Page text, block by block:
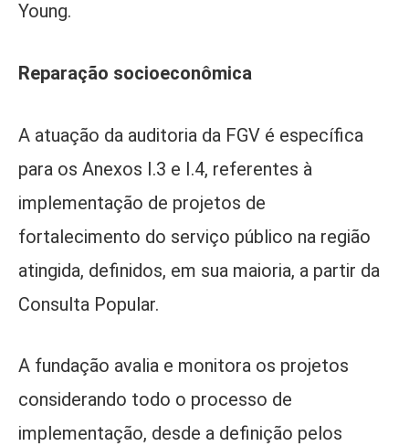
Young.
Reparação socioeconômica
A atuação da auditoria da FGV é específica
para os Anexos I.3 e I.4, referentes à
implementação de projetos de
fortalecimento do serviço público na região
atingida, definidos, em sua maioria, a partir da
Consulta Popular.
A fundação avalia e monitora os projetos
considerando todo o processo de
implementação, desde a definição pelos